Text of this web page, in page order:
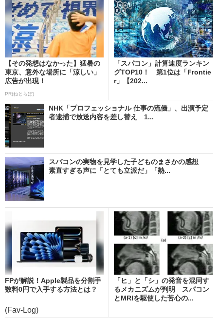
【その発想はなかった】猛暑の
東京、意外な場所に「涼しい」
広告が出現！
PR(ねとらぼ)
「スパコン」計算速度ランキン
グTOP10！ 第1位は「Frontie
r」【202...
NHK「プロフェッショナル 仕事の流儀」、出演予定
者逮捕で放送内容を差し替え 1...
スパコンの実物を見学した子どものまさかの感想
素直すぎる声に「とても立派だ」「熱...
FPが解説！Apple製品を分割手
数料0円で入手する方法とは？
(Fav-Log)
「ヒ」と「シ」の発音を混同す
るメカニズムが判明 スパコン
とMRIを駆使した苦心の...